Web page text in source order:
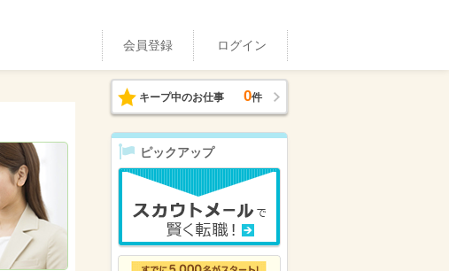
会員登録 ログイン
キープ中のお仕事 0件
ピックアップ